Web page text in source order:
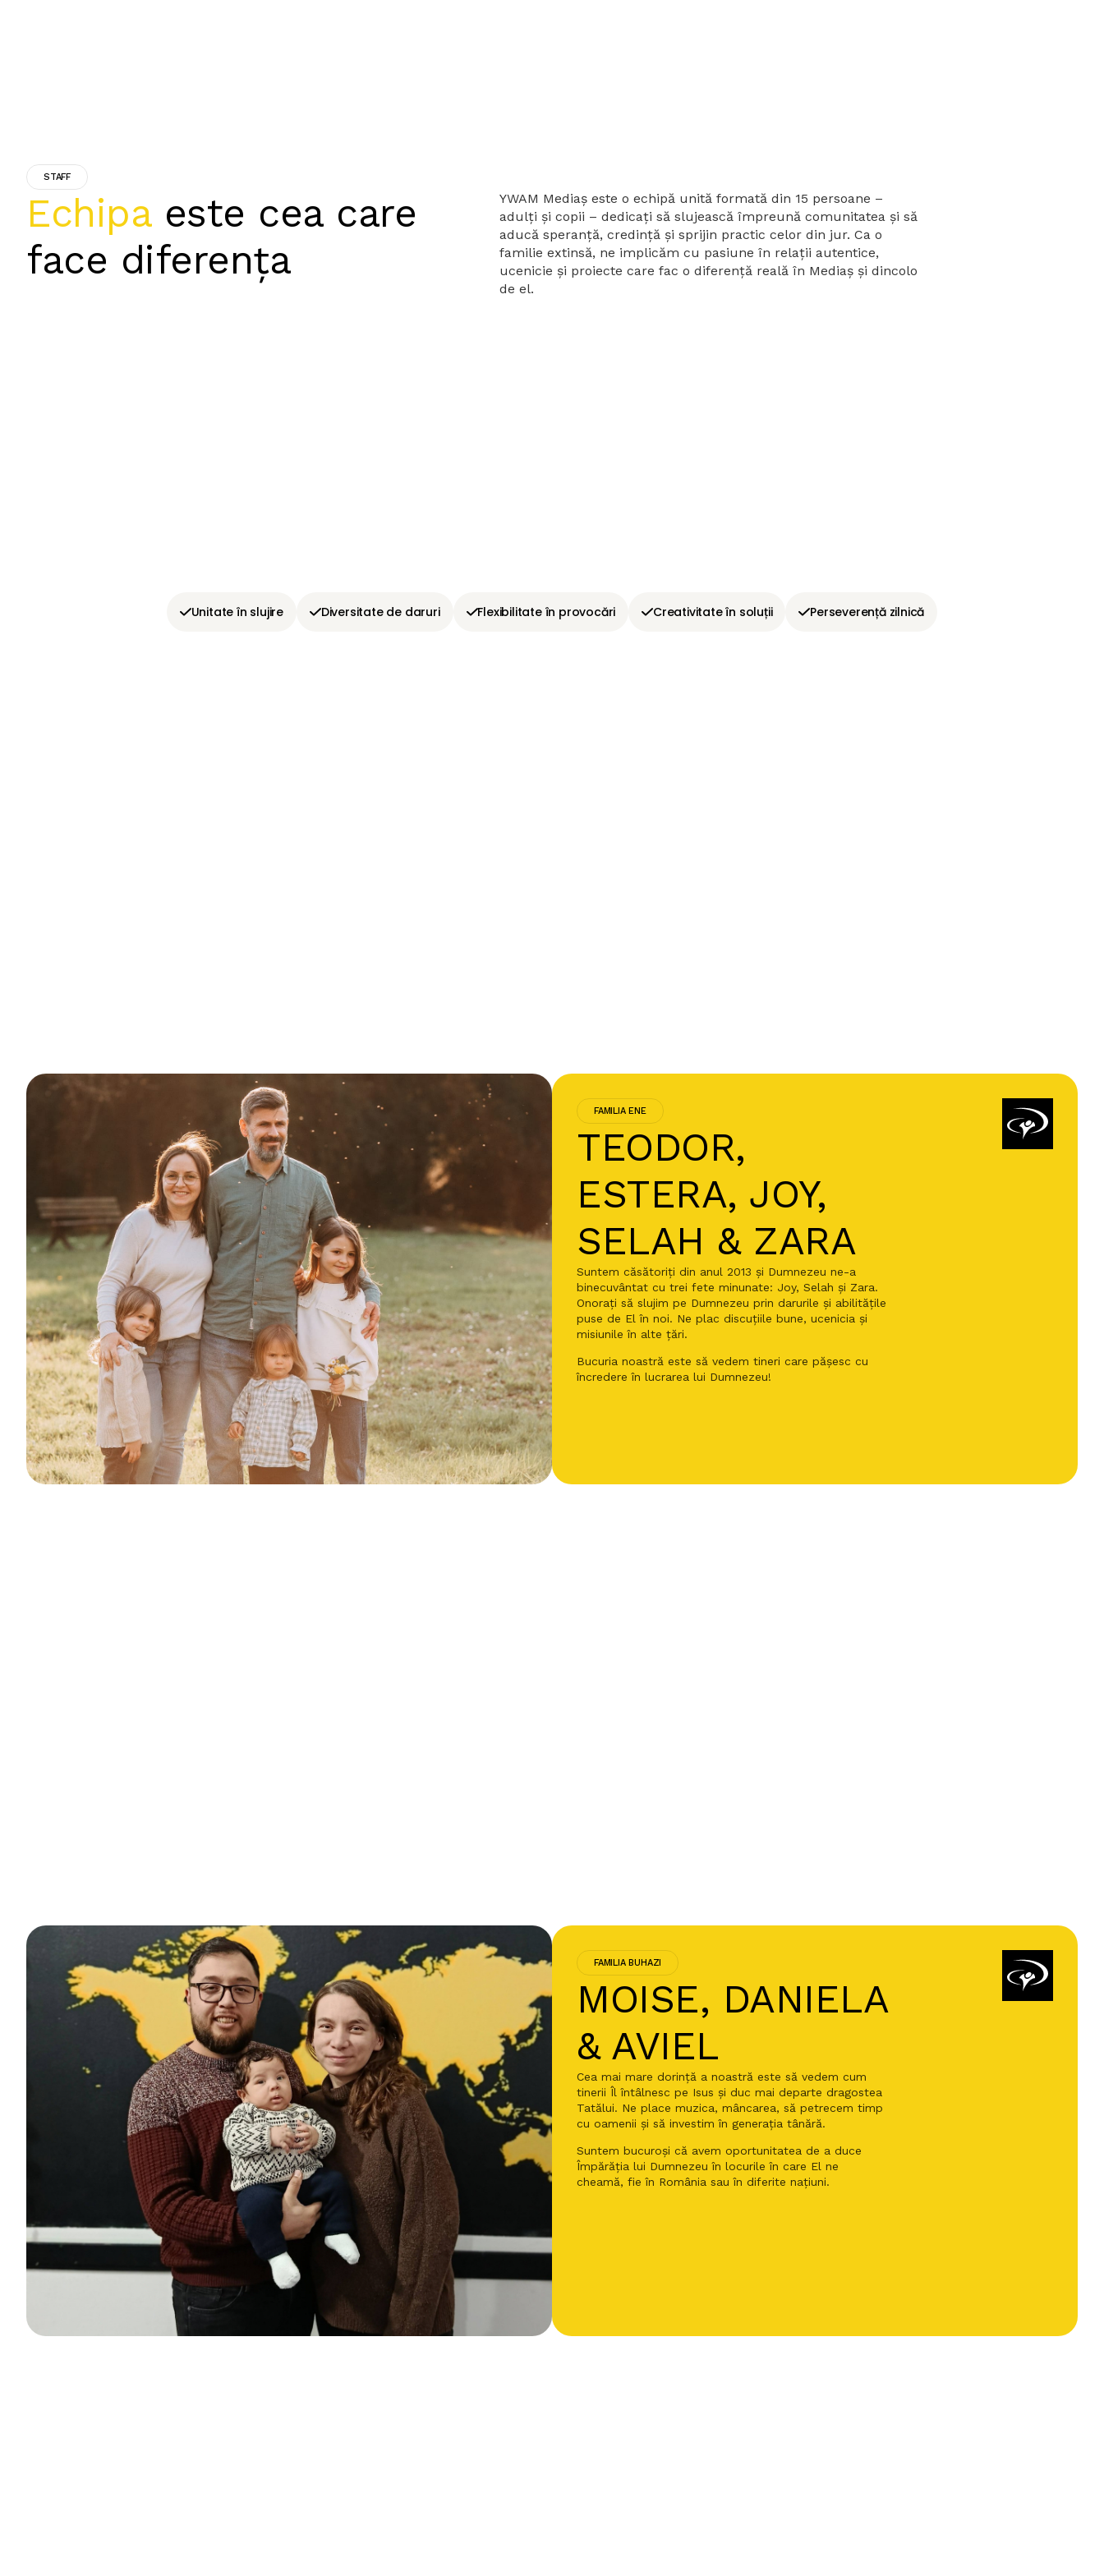
STAFF
Echipaeste cea care
face diferența
YWAM Mediaș este o echipă unită formată din 15 persoane –
adulți și copii – dedicați să slujească împreună comunitatea și să
aducă speranță, credință și sprijin practic celor din jur. Ca o
familie extinsă, ne implicăm cu pasiune în relații autentice,
ucenicie și proiecte care fac o diferență reală în Mediaș și dincolo
de el.
Unitate în slujire Diversitate de daruri Flexibilitate în provocări Creativitate în soluții Perseverență zilnică
FAMILIA ENE
TEODOR,
ESTERA, JOY,
SELAH & ZARA
Suntem căsătoriți din anul 2013 și Dumnezeu ne-a
binecuvântat cu trei fete minunate: Joy, Selah și Zara.
Onorați să slujim pe Dumnezeu prin darurile și abilitățile
puse de El în noi. Ne plac discuțiile bune, ucenicia și
misiunile în alte țări.
Bucuria noastră este să vedem tineri care pășesc cu
încredere în lucrarea lui Dumnezeu!
FAMILIA BUHAZI
MOISE, DANIELA
& AVIEL
Cea mai mare dorință a noastră este să vedem cum
tinerii Îl întâlnesc pe Isus și duc mai departe dragostea
Tatălui. Ne place muzica, mâncarea, să petrecem timp
cu oamenii și să investim în generația tânără.
Suntem bucuroși că avem oportunitatea de a duce
Împărăția lui Dumnezeu în locurile în care El ne
cheamă, fie în România sau în diferite națiuni.